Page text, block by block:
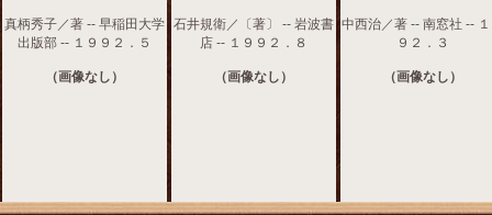
真柄秀子／著 -- 早稲田大学
出版部 -- １９９２．５
（画像なし）
石井規衛／〔著〕 -- 岩波書
店 -- １９９２．８
（画像なし）
中西治／著 -- 南窓社 --
９２．３
（画像なし）